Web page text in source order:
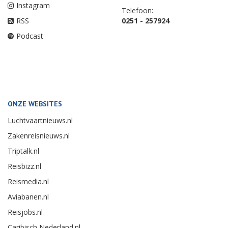
Instagram
RSS
Podcast
Telefoon:
0251 - 257924
ONZE WEBSITES
Luchtvaartnieuws.nl
Zakenreisnieuws.nl
Triptalk.nl
Reisbizz.nl
Reismedia.nl
Aviabanen.nl
Reisjobs.nl